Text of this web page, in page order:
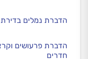
הדברת נמלים בדירת 1-3 חדרים
חדרים